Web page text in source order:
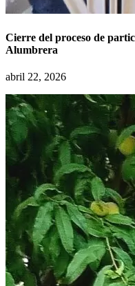
Cierre del proceso de
Alumbrera
abril 22, 2026